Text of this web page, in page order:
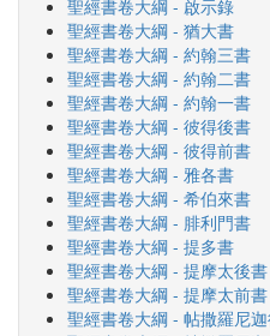
聖經書卷大綱 - 啟示錄
聖經書卷大綱 - 猶大書
聖經書卷大綱 - 約翰三書
聖經書卷大綱 - 約翰二書
聖經書卷大綱 - 約翰一書
聖經書卷大綱 - 彼得後書
聖經書卷大綱 - 彼得前書
聖經書卷大綱 - 雅各書
聖經書卷大綱 - 希伯來書
聖經書卷大綱 - 腓利門書
聖經書卷大綱 - 提多書
聖經書卷大綱 - 提摩太後書
聖經書卷大綱 - 提摩太前書
聖經書卷大綱 - 帖撒羅尼